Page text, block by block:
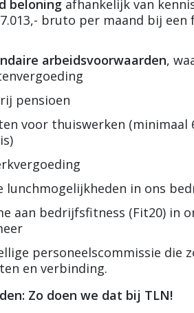
beloning afhankelijk van
7.013,- bruto per maand bij
arbeidsvoorwaarden,
pensioen
voor thuiswerken (minimaal
lunchmogelijkheden in ons
aan bedrijfsfitness (Fit20) in
personeelscommissie die
en verbinding.
Zo doen we dat bij TLN!